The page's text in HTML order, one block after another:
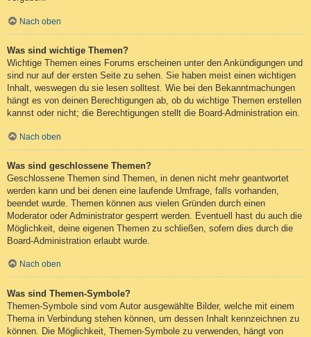
Nach oben
Was sind wichtige Themen?
Wichtige Themen eines Forums erscheinen unter den Ankündigungen und
sind nur auf der ersten Seite zu sehen. Sie haben meist einen wichtigen
Inhalt, weswegen du sie lesen solltest. Wie bei den Bekanntmachungen
hängt es von deinen Berechtigungen ab, ob du wichtige Themen erstellen
kannst oder nicht; die Berechtigungen stellt die Board-Administration ein.
Nach oben
Was sind geschlossene Themen?
Geschlossene Themen sind Themen, in denen nicht mehr geantwortet
werden kann und bei denen eine laufende Umfrage, falls vorhanden,
beendet wurde. Themen können aus vielen Gründen durch einen
Moderator oder Administrator gesperrt werden. Eventuell hast du auch die
Möglichkeit, deine eigenen Themen zu schließen, sofern dies durch die
Board-Administration erlaubt wurde.
Nach oben
Was sind Themen-Symbole?
Themen-Symbole sind vom Autor ausgewählte Bilder, welche mit einem
Thema in Verbindung stehen können, um dessen Inhalt kennzeichnen zu
können. Die Möglichkeit, Themen-Symbole zu verwenden, hängt von